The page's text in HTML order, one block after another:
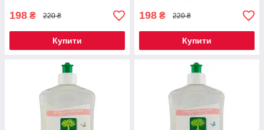
198 ₴ 220 ₴
Купити
198 ₴ 220 ₴
Купити